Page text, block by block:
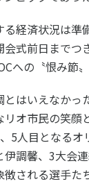
知る学ぶ
INCUBATOR ―
証
る経済状況は準
会式前日までつ
への〝恨み節
はいえなかっ
リオ市民の笑顔
5人目となるオ
調馨、3大会
される選手た